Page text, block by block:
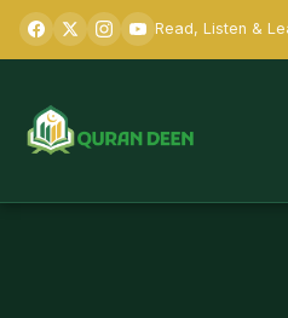
Read, Listen &